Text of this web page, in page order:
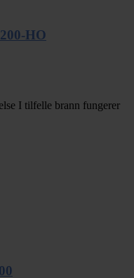
HO
I tilfelle brann fungerer